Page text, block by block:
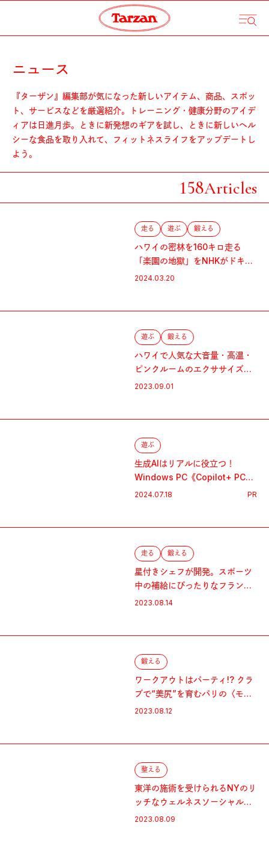
ニュース
『ターザン』編集部が気になった新しいアイテム、商品、スポッ
ト、サービスなどを厳選紹介。トレーニング・健康分野のアイデ
ィアは日進月歩。ときに新発想のギアを試し、ときに新しいヘル
シーな食品を取り入れて、フィットネスライフをアップデートし
よう。
158Articles
走る 遊ぶ 鍛える
ハワイの密林を160キロ走る
「楽園の地獄」をNHKがドキュ
メント
2024.03.20
遊ぶ 鍛える
ハワイで人気な大音量・高温・
ピンクルームのエクササイズ
「BURN」
2023.09.01
遊ぶ
生成AIはリアルに役立つ！
Windows PC《Copilot+ PC》
の新鮮さとは!?
2024.07.18 PR
走る 鍛える
星付きシェフが開発。スポーツ
中の補給にぴったりなフランス
の「エナジーピューレ」
2023.08.14
鍛える
ワークアウトはパーティ!? クラ
ブで“美尻”を育むパリの〈モ
ン・キュー・クラブ〉
2023.08.12
整える
東洋の施術を受けられるNYのリ
ッチなウェルネスソーシャルク
ラブ〈レメディー・プレース〉
2023.08.09